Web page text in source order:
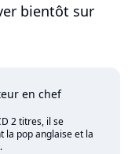
bientôt sur
en chef
2 titres, il se
la pop anglaise et la